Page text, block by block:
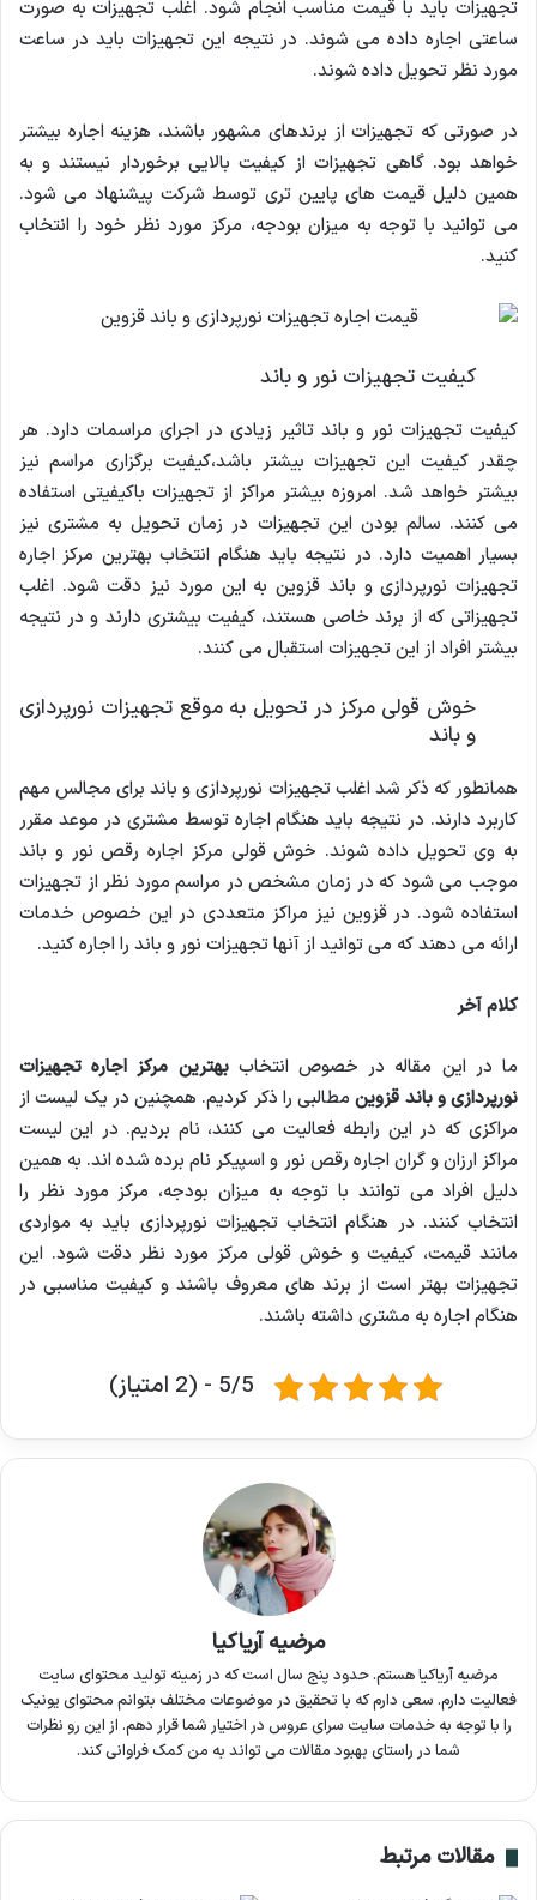
تجهیزات باید با قیمت مناسب انجام شود. اغلب تجهیزات به صورت
ساعتی اجاره داده می شوند. در نتیجه این تجهیزات باید در ساعت
مورد نظر تحویل داده شوند.
در صورتی که تجهیزات از برندهای مشهور باشند، هزینه اجاره بیشتر
خواهد بود. گاهی تجهیزات از کیفیت بالایی برخوردار نیستند و به
همین دلیل قیمت های پایین تری توسط شرکت پیشنهاد می شود.
می توانید با توجه به میزان بودجه، مرکز مورد نظر خود را انتخاب
کنید.
کیفیت تجهیزات نور و باند
کیفیت تجهیزات نور و باند تاثیر زیادی در اجرای مراسمات دارد. هر
چقدر کیفیت این تجهیزات بیشتر باشد،کیفیت برگزاری مراسم نیز
بیشتر خواهد شد. امروزه بیشتر مراکز از تجهیزات باکیفیتی استفاده
می کنند. سالم بودن این تجهیزات در زمان تحویل به مشتری نیز
بسیار اهمیت دارد. در نتیجه باید هنگام انتخاب بهترین مرکز اجاره
تجهیزات نورپردازی و باند قزوین به این مورد نیز دقت شود. اغلب
تجهیزاتی که از برند خاصی هستند، کیفیت بیشتری دارند و در نتیجه
بیشتر افراد از این تجهیزات استقبال می کنند.
خوش قولی مرکز در تحویل به موقع تجهیزات نورپردازی
و باند
همانطور که ذکر شد اغلب تجهیزات نورپردازی و باند برای مجالس مهم
کاربرد دارند. در نتیجه باید هنگام اجاره توسط مشتری در موعد مقرر
به وی تحویل داده شوند. خوش قولی مرکز اجاره رقص نور و باند
موجب می شود که در زمان مشخص در مراسم مورد نظر از تجهیزات
استفاده شود. در قزوین نیز مراکز متعددی در این خصوص خدمات
ارائه می دهند که می توانید از آنها تجهیزات نور و باند را اجاره کنید.
کلام آخر
ما در این مقاله در خصوص انتخاببهترین مرکز اجاره تجهیزات
نورپردازی و باند قزوینمطالبی را ذکر کردیم. همچنین در یک لیست از
مراکزی که در این رابطه فعالیت می کنند، نام بردیم. در این لیست
مراکز ارزان و گران اجاره رقص نور و اسپیکر نام برده شده اند. به همین
دلیل افراد می توانند با توجه به میزان بودجه، مرکز مورد نظر را
انتخاب کنند. در هنگام انتخاب تجهیزات نورپردازی باید به مواردی
مانند قیمت، کیفیت و خوش قولی مرکز مورد نظر دقت شود. این
تجهیزات بهتر است از برند های معروف باشند و کیفیت مناسبی در
هنگام اجاره به مشتری داشته باشند.
5/5 - (2 امتیاز)
مرضیه آریاکیا
مرضیه آریاکیا هستم. حدود پنج سال است که در زمینه تولید محتوای سایت
فعالیت دارم. سعی دارم که با تحقیق در موضوعات مختلف بتوانم محتوای یونیک
را با توجه به خدمات سایت سرای عروس در اختیار شما قرار دهم. از این رو نظرات
شما در راستای بهبود مقالات می تواند به من کمک فراوانی کند.
مقالات مرتبط